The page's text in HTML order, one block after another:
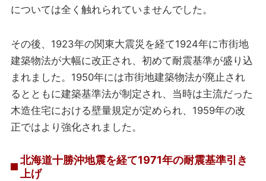
については全く触れられていませんでした。
その後、1923年の関東大震災を経て1924年に市街地
建築物法が大幅に改正され、初めて耐震基準が盛り込
まれました。1950年には市街地建築物法が廃止され
るとともに建築基準法が制定され、当時は主流だった
木造住宅における壁量規定が定められ、1959年の改
正ではより強化されました。
北海道十勝沖地震を経て1971年の耐震基準引き
上げ